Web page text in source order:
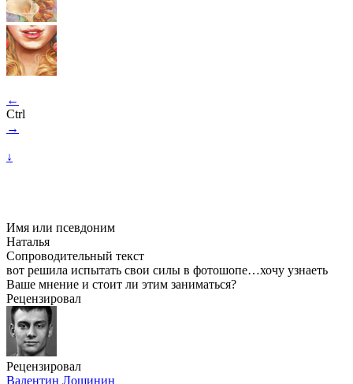
←
Ctrl
→
↓
Имя или псевдоним
Наталья
Сопроводительный текст
вот решила испытать свои силы в фотошопе…хочу узнаеть
Ваше мнение и стоит ли этим заниматься?
Рецензировал
Рецензировал
Валентин Лощинин